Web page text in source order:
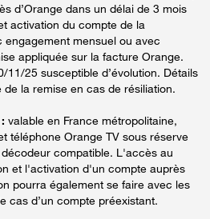
d’Orange dans un délai de 3 mois
activation du compte de la
engagement mensuel ou avec
appliquée sur la facture Orange.
11/25 susceptible d’évolution. Détails
la remise en cas de résiliation.
valable en France métropolitaine,
téléphone Orange TV sous réserve
compatible. L'accès au
et l'activation d'un compte auprès
pourra également se faire avec les
cas d’un compte préexistant.